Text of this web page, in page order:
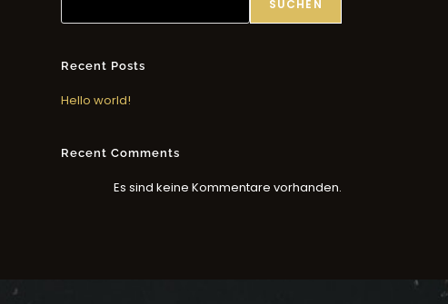
SUCHEN
Recent Posts
Hello world!
Recent Comments
Es sind keine Kommentare vorhanden.